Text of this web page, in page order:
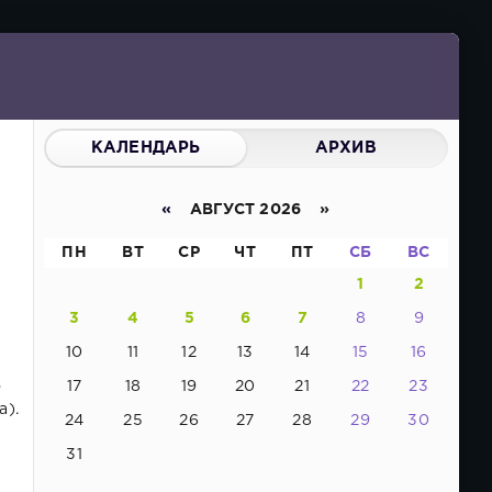
КАЛЕНДАРЬ АРХИВ
« АВГУСТ 2026 »
ПН ВТ СР ЧТ ПТ СБ ВС
1 2
3 4 5 6 7 8 9
10 11 12 13 14 15 16
17 18 19 20 21 22 23
24 25 26 27 28 29 30
31